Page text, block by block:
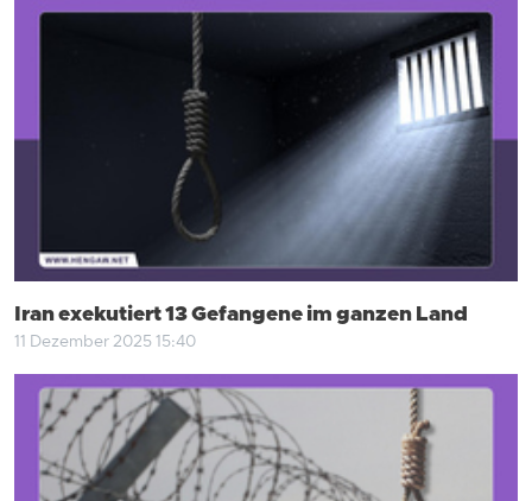
Iran exekutiert 13 Gefangene im ganzen Land
11 Dezember 2025 15:40